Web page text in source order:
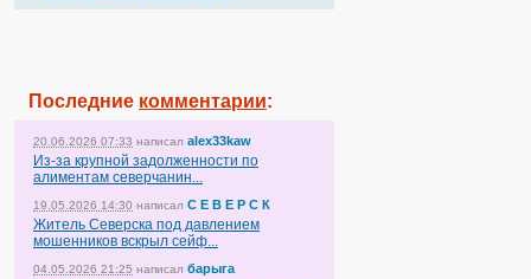
Последние комментарии:
20.06.2026 07:33 написал alex33kaw
Из-за крупной задолженности по
алиментам северчанин...
19.05.2026 14:30 написал С Е В Е Р С К
Житель Северска под давлением
мошенников вскрыл сейф...
04.05.2026 21:25 написал барыга